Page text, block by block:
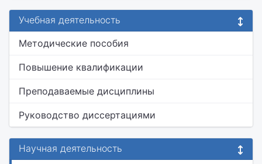
Учебная деятельность
Методические пособия
Повышение квалификации
Преподаваемые дисциплины
Руководство диссертациями
Научная деятельность